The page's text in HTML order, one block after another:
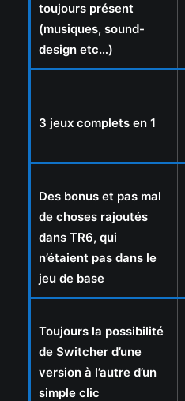
toujours présent
(musiques, sound-
design etc…)
3 jeux complets en 1
Des bonus et pas mal
de choses rajoutés
dans TR6, qui
n’étaient pas dans le
jeu de base
Toujours la possibilité
de Switcher d’une
version à l’autre d’un
simple clic